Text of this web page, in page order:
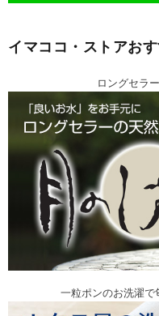
イマココ・ストアお
ロングセラ
一粒ポンのお洗濯で